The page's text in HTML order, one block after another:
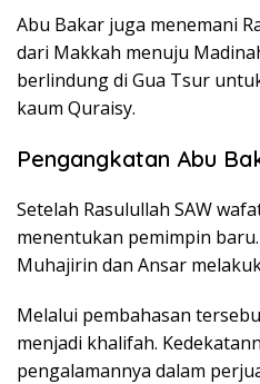
Abu Bakar juga menemani
dari Makkah menuju
berlindung di Gua Tsur
kaum Quraisy.
Pengangkatan Abu
Setelah Rasulullah SAW
menentukan pemimpin
Muhajirin dan Ansar
Melalui pembahasan
menjadi khalifah.
pengalamannya dalam